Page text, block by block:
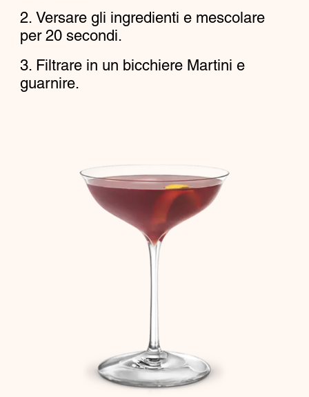
Versare gli ingredienti e mescolare
per 20 secondi.
Filtrare in un bicchiere Martini e
guarnire.